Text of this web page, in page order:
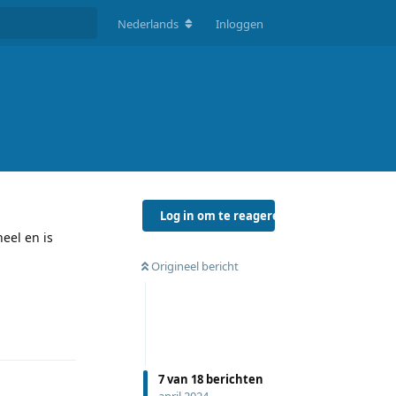
Nederlands Inloggen
Log in om te reageren
Origineel bericht
7van 18 berichten
en is